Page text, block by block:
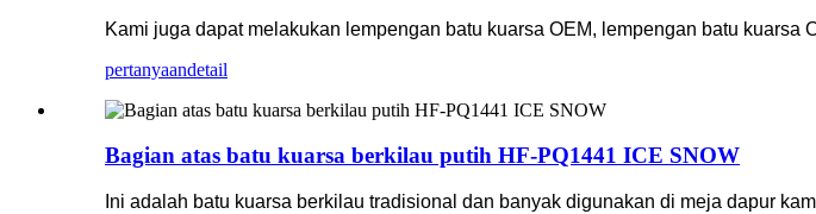
Kami juga dapat melakukan lempengan batu kuarsa OEM, lempengan batu kuarsa
pertanyaandetail
Bagian atas batu kuarsa berkilau putih HF-PQ1441 ICE SNOW
Ini adalah batu kuarsa berkilau tradisional dan banyak digunakan di meja dapur